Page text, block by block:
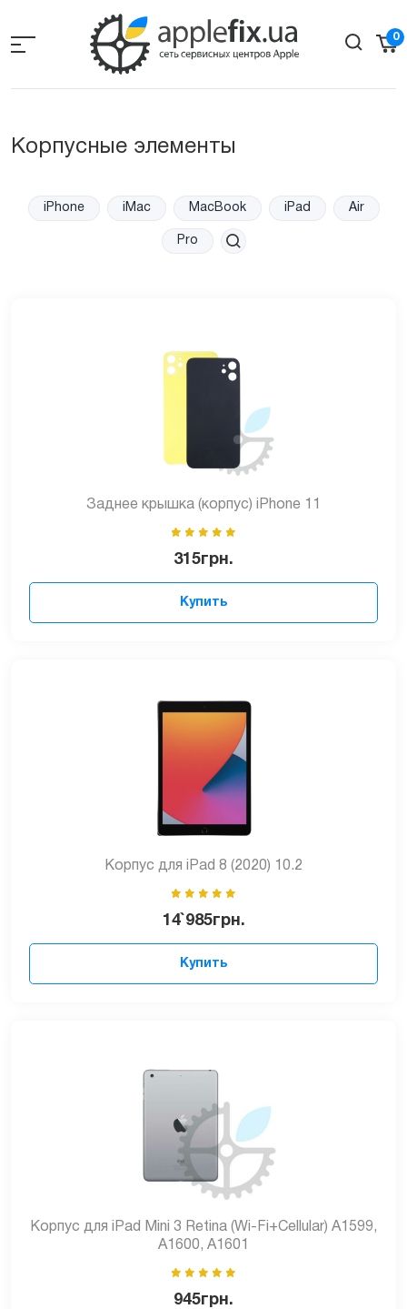
the
0
Корпусные элементы
iPhone iMac MacBook iPad Air
Pro
Заднее крышка (корпус) iPhone 11
315грн.
Купить
Корпус для iPad 8 (2020) 10.2
14`985грн.
Купить
Корпус для iPad Mini 3 Retina (Wi-Fi+Cellular) A1599,
A1600, A1601
945грн.